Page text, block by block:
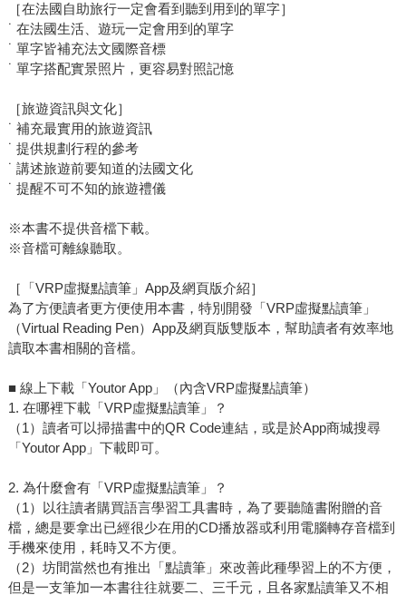
［在法國自助旅行一定會看到聽到用到的單字］
˙ 在法國生活、遊玩一定會用到的單字
˙ 單字皆補充法文國際音標
˙ 單字搭配實景照片，更容易對照記憶
［旅遊資訊與文化］
˙ 補充最實用的旅遊資訊
˙ 提供規劃行程的參考
˙ 講述旅遊前要知道的法國文化
˙ 提醒不可不知的旅遊禮儀
※本書不提供音檔下載。
※音檔可離線聽取。
［「VRP虛擬點讀筆」App及網頁版介紹］
為了方便讀者更方便使用本書，特別開發「VRP虛擬點讀筆」
（Virtual Reading Pen）App及網頁版雙版本，幫助讀者有效率地
讀取本書相關的音檔。
■ 線上下載「Youtor App」（內含VRP虛擬點讀筆）
1. 在哪裡下載「VRP虛擬點讀筆」？
（1）讀者可以掃描書中的QR Code連結，或是於App商城搜尋
「Youtor App」下載即可。
2. 為什麼會有「VRP虛擬點讀筆」？
（1）以往讀者購買語言學習工具書時，為了要聽隨書附贈的音
檔，總是要拿出已經很少在用的CD播放器或利用電腦轉存音檔到
手機來使用，耗時又不方便。
（2）坊間當然也有推出「點讀筆」來改善此種學習上的不方便，
但是一支筆加一本書往往就要二、三千元，且各家點讀筆又不相